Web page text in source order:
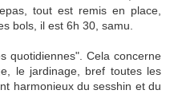
tout est remis en place,
bols, il est 6h 30, samu.
quotidiennes". Cela concerne
le jardinage, bref toutes les
harmonieux du sesshin et du